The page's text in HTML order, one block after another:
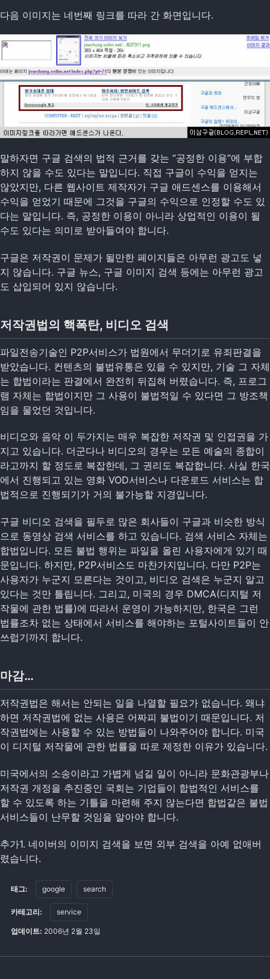
다음 이미지는 네번째 링크를 따라 간 화면입니다.
말하자면 구글 검색의 법적 근거를 갖는 “공정한 이용”에 부합
하지 않을 수도 있다는 말입니다. 직접 구글이 수익을 얻지는
않았지만, 다른 웹사이트 제작자가 구글 애드센스를 이용해서
수익을 얻었기 때문에 그것을 구글의 수익으로 인정할 수도 있
다는 말입니다. 즉, 공정한 이용이 아니라 상업적인 이용이 될
수도 있다는 의미로 받아들여야 합니다.
구글은 저작권이 문제가 될만한 페이지들은 아무런 광고도 넣
지 않습니다. 구글 뉴스, 구글 이미지 검색 등에는 아무런 광고
도 삽입되어 있지 않습니다.
저작권법의 핵폭탄, 비디오 검색
파일전송기술인 P2P서비스가 법원에서 무더기로 유죄판결을
받았습니다. 컨텐츠의 불법유통은 있을 수 있지만, 기술 그 자체
는 합법이라는 판결에서 완전히 뒤집혀 버렸습니다. 즉, 프로그
램 자체는 합법이지만 그 사용이 불법적일 수 있다면 그 방조책
임을 물었던 것입니다.
비디오와 음악 이 두가지는 매우 복잡한 저작권 및 인접권을 가
지고 있습니다. 더군다나 비디오의 경우는 모든 예술의 종합이
라고까지 할 정도로 복잡한데, 그 권리도 복잡합니다. 사실 한국
에서 진행되고 있는 영화 VOD서비스나 다운로드 서비스는 합
법적으로 진행되기가 거의 불가능할 지경입니다.
구글 비디오 검색을 필두로 많은 회사들이 구글과 비슷한 방식
으로 동영상 검색 서비스를 하고 있습니다. 검색 서비스 자체는
합법입니다. 모든 불법 행위는 파일을 올린 사용자에게 있기 때
문입니다. 하지만, P2P서비스도 마찬가지입니다. 다만 P2P는
사용자가 누군지 모른다는 것이고, 비디오 검색은 누군지 알고
있다는 것만 틀립니다. 그리고, 미국의 경우 DMCA(디지털 저
작물에 관한 법률)에 따라서 운영이 가능하지만, 한국은 그런
법률조차 없는 상태에서 서비스를 해야하는 포털사이트들이 안
쓰럽기까지 합니다.
마감…
저작권법은 해서는 안되는 일을 나열할 필요가 없습니다. 왜냐
하면 저작권법에 없는 사용은 어짜피 불법이기 때문입니다. 저
작권법에는 사용할 수 있는 방법들이 나와주어야 합니다. 미국
이 디지털 저작물에 관한 법률을 따로 제정한 이유가 있습니다.
미국에서의 소송이라고 가볍게 넘길 일이 아니라 문화관광부나
저작권 개정을 추진중인 국회는 기업들이 합법적인 서비스를
할 수 있도록 하는 기틀을 마련해 주지 않는다면 합법같은 불법
서비스들이 난무할 것임을 알아야 합니다.
추가1. 네이버의 이미지 검색을 보면 외부 검색을 아예 없애버
렸습니다.
태그: google search
카테고리: service
업데이트: 2006년 2월 23일